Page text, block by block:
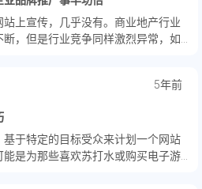
上宣传，几乎没有。商业地产行业
，但是行业竞争同样激烈异常，如
5年前
于特定的目标受众来计划一个网站
是为那些喜欢苏打水或购买电子游